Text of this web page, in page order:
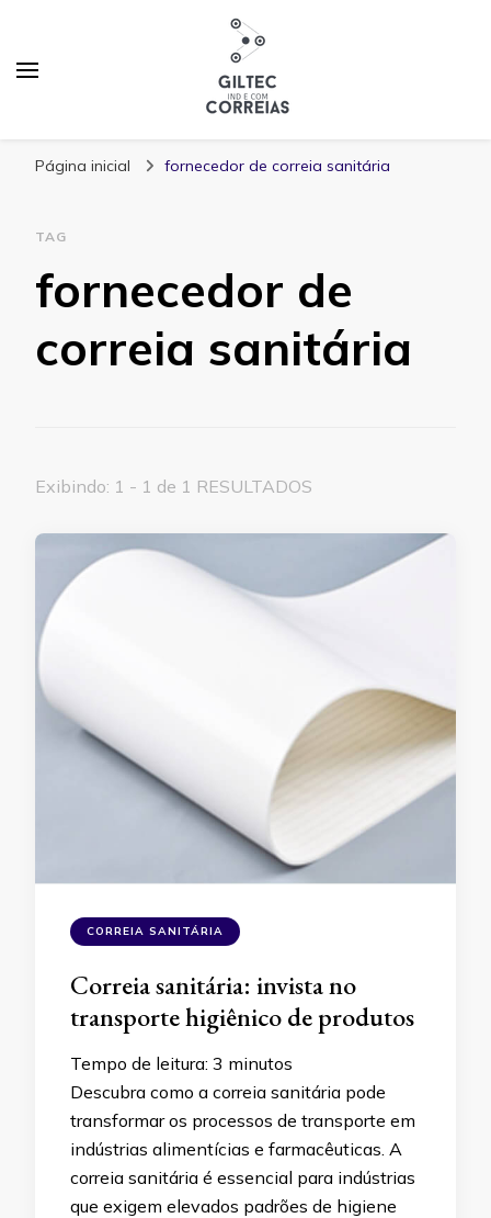
Página inicial fornecedor de correia sanitária
TAG
fornecedor de
correia sanitária
Exibindo: 1 - 1 de 1 RESULTADOS
CORREIA SANITÁRIA
Correia sanitária: invista no
transporte higiênico de produtos
Tempo de leitura: 3 minutos
Descubra como a correia sanitária pode
transformar os processos de transporte em
indústrias alimentícias e farmacêuticas. A
correia sanitária é essencial para indústrias
que exigem elevados padrões de higiene